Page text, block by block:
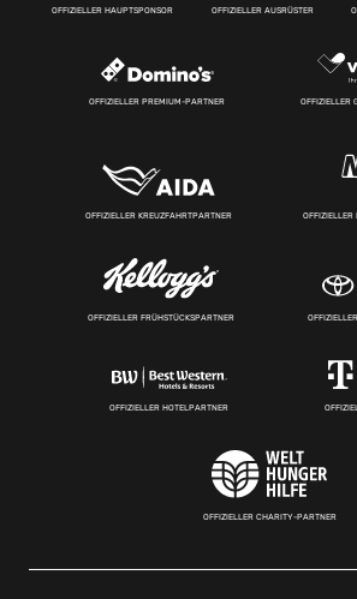
OFFIZIELLER HAUPTSPONSOR OFFIZIELLER AUSRÜSTER
OFFIZIELLER PREMIUM-PARTNER OFFIZIELLER
OFFIZIELLER KREUZFAHRTPARTNER OFFIZIELLER
OFFIZIELLER FRÜHSTÜCKSPARTNER
OFFIZIELLER HOTELPARTNER
OFFIZIELLER CHARITY-PARTNER